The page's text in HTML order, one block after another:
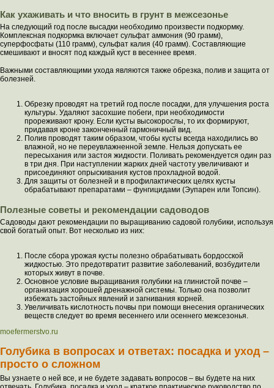
Как ухаживать и что вносить в грунт в межсезонье
На следующий год после высадки необходимо произвести подкормку.
Комплексная подкормка включает сульфат аммония (90 грамм),
суперфосфаты (110 грамм), сульфат калия (40 грамм). Составляющие
смешивают и вносят под каждый куст в весеннее время.
Важными составляющими ухода являются также обрезка, полив и защита от
болезней.
Обрезку проводят на третий год после посадки, для улучшения роста
культуры. Удаляют засохшие побеги, при необходимости
прореживают крону. Если кусты высокорослы, то их формируют,
придавая кроне законченный гармоничный вид.
Полив проводят таким образом, чтобы кусты всегда находились во
влажной, но не переувлажненной земле. Нельзя допускать ее
пересыхания или застоя жидкости. Поливать рекомендуется один раз
в три дня. При наступлении жарких дней частоту увеличивают и
присоединяют опрыскивания кустов прохладной водой.
Для защиты от болезней и в профилактических целях кусты
обрабатывают препаратами – фунгицидами (Эупарен или Топсин).
Полезные советы и рекомендации садоводов
Садоводы дают рекомендации по выращиванию садовой голубики, используя
свой богатый опыт. Вот несколько из них:
После сбора урожая кусты полезно обрабатывать бордосской
жидкостью. Это предотвратит развитие заболеваний, возбудители
которых живут в почве.
Основное условие выращивания голубики на глинистой почве –
организация хорошей дренажной системы. Только она позволит
избежать застойных явлений и загнивания корней.
Увеличивать кислотность почвы при помощи внесения органических
веществ следует во время весеннего или осеннего межсезонья.
moefermerstvo.ru
Голубика в вопросах и ответах: посадка и уход –
просто о сложном
Вы узнаете о ней все, и не будете задавать вопросов – вы будете на них